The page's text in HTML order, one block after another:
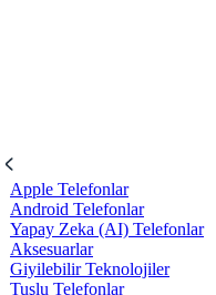
Apple Telefonlar
Android Telefonlar
Yapay Zeka (AI) Telefonlar
Aksesuarlar
Giyilebilir Teknolojiler
Tuşlu Telefonlar